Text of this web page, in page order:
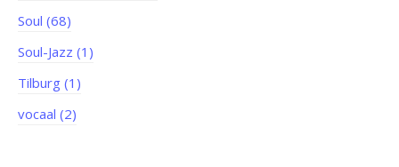
Soul (68)
Soul-Jazz (1)
Tilburg (1)
vocaal (2)